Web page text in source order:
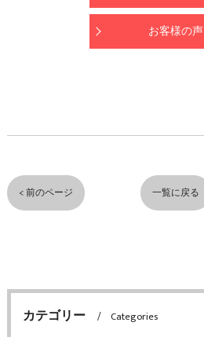
お客様の声
< 前のページ 一覧に戻る
カテゴリー
Categories